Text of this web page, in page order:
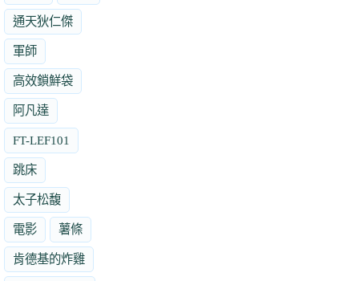
通天狄仁傑
軍師
高效鎖鮮袋
阿凡達
FT-LEF101
跳床
太子松馥
電影 薯條
肯德基的炸雞